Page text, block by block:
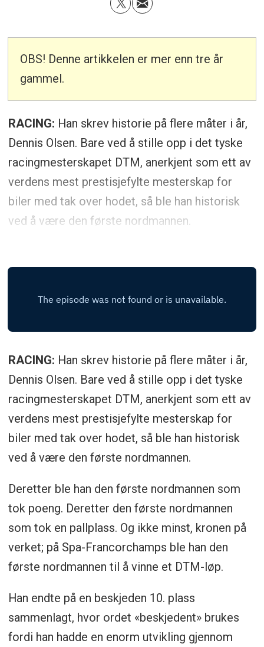
OBS! Denne artikkelen er mer enn tre år
gammel.
RACING: Han skrev historie på flere måter i år,
Dennis Olsen. Bare ved å stille opp i det tyske
racingmesterskapet DTM, anerkjent som ett av
verdens mest prestisjefylte mesterskap for
biler med tak over hodet, så ble han historisk
ved å være den første nordmannen.
RACING: Han skrev historie på flere måter i år,
Dennis Olsen. Bare ved å stille opp i det tyske
racingmesterskapet DTM, anerkjent som ett av
verdens mest prestisjefylte mesterskap for
biler med tak over hodet, så ble han historisk
ved å være den første nordmannen.
Deretter ble han den første nordmannen som
tok poeng. Deretter den første nordmannen
som tok en pallplass. Og ikke minst, kronen på
verket; på Spa-Francorchamps ble han den
første nordmannen til å vinne et DTM-løp.
Han endte på en beskjeden 10. plass
sammenlagt, hvor ordet «beskjedent» brukes
fordi han hadde en enorm utvikling gjennom